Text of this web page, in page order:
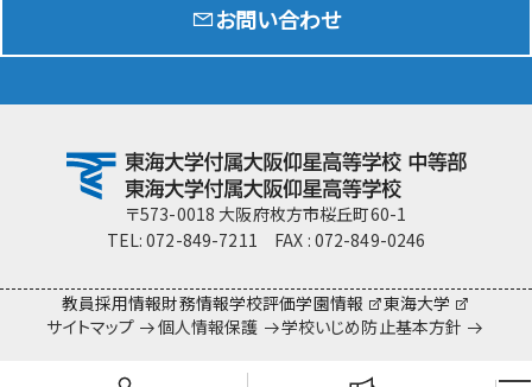
Exam 入試情報サイト
team Gyosei team Gyosei
お問い合わせ
〒573-0018 大阪府枚方市桜丘町60-1
TEL: 072-849-7211 FAX : 072-849-0246
教員採用情報財務情報学校評価学園情報
東海大学
サイトマップ
個人情報保護 学校いじめ防止基本方針